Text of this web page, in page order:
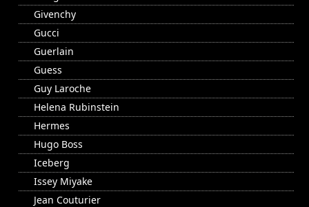
Givenchy
Gucci
Guerlain
Guess
Guy Laroche
Helena Rubinstein
Hermes
Hugo Boss
Iceberg
Issey Miyake
Jean Couturier